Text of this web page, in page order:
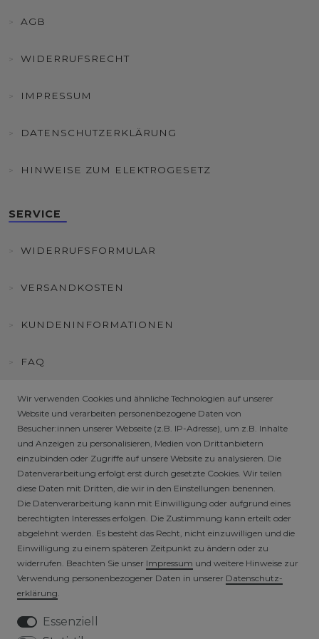
AGB
WIDERRUFSRECHT
IMPRESSUM
DATENSCHUTZERKLÄRUNG
HINWEISE ZUM ELEKTROGESETZ
SERVICE
WIDERRUFSFORMULAR
VERSANDKOSTEN
KUNDENINFORMATIONEN
FAQ
HÄNDLER / B2B SHOP
SICHERE ZAHLARTEN
VERSICHERTER VERSAND
Wir verwenden Cookies und ähnliche Technologien auf unserer
Website und verarbeiten personenbezogene Daten von
Besucher:innen unserer Webseite (z.B. IP-Adresse), um z.B. Inhalte
und Anzeigen zu personalisieren, Medien von Drittanbietern
einzubinden oder Zugriffe auf unsere Website zu analysieren. Die
Datenverarbeitung erfolgt erst durch gesetzte Cookies. Wir teilen
diese Daten mit Dritten, die wir in den Einstellungen benennen.
Die Datenverarbeitung kann mit Einwilligung oder aufgrund eines
berechtigten Interesses erfolgen. Die Zustimmung kann erteilt oder
abgelehnt werden. Es besteht das Recht, nicht einzuwilligen und die
Einwilligung zu einem späteren Zeitpunkt zu ändern oder zu
widerrufen. Beachten Sie unser Impressum und weitere Hinweise zur
Verwendung personenbezogener Daten in unserer Daten­schutz­
erklärung.
Essenziell